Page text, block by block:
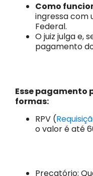
Como
ingressa com
Federal.
O juiz julga e,
pagamento
Esse pagamento
formas:
RPV (
o valor é até
Precatório: